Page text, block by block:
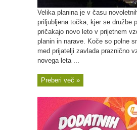
Velika planina je v času
priljubljena točka, kjer se družbe
pričakajo novo leto v prijetnem
planin in narave. Koče so polne
med prijatelji zavlada praznično
novega leta ...
Preberi več »